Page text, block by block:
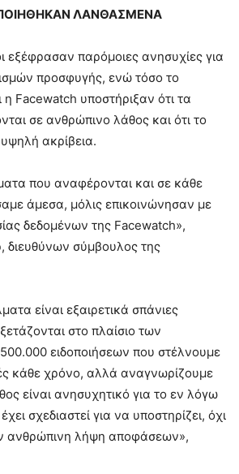
ΛΑΝΘΑΣΜΕΝΑ
εξέφρασαν παρόμοιες ανησυχίες για
προσφυγής, ενώ τόσο το
η Facewatch υποστήριξαν ότι τα
σε ανθρώπινο λάθος και ότι το
ακρίβεια.
που αναφέρονται και σε κάθε
άμεσα, μόλις επικοινώνησαν με
δεδομένων της Facewatch»,
διευθύνων σύμβουλος της
είναι εξαιρετικά σπάνιες
στο πλαίσιο των
ειδοποιήσεων που στέλνουμε
κάθε χρόνο, αλλά αναγνωρίζουμε
είναι ανησυχητικό για το εν λόγω
σχεδιαστεί για να υποστηρίζει, όχι
ανθρώπινη λήψη αποφάσεων»,